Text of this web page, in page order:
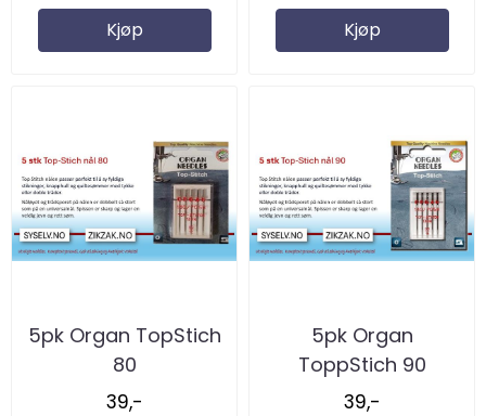
Kjøp Kjøp
5pk Organ TopStich
80
39,-
5pk Organ
ToppStich 90
39,-